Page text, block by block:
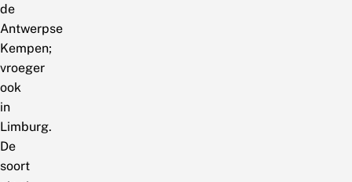
Antwerpse
Kempen;
vroeger
ook
in
Limburg.
De
soort
staat